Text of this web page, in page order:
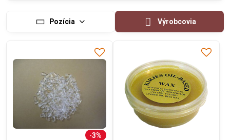
Pozícia Výrobcovia
3%